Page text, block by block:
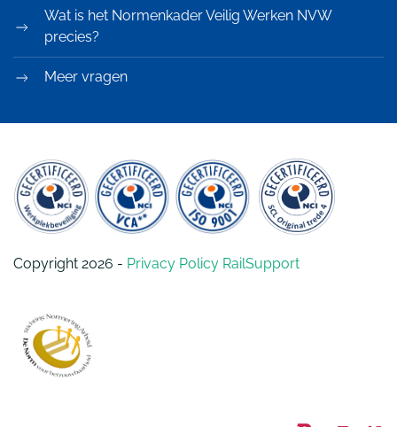
Wat is het Normenkader Veilig Werken NVW
precies?
Meer vragen
Copyright 2026 - Privacy Policy RailSupport